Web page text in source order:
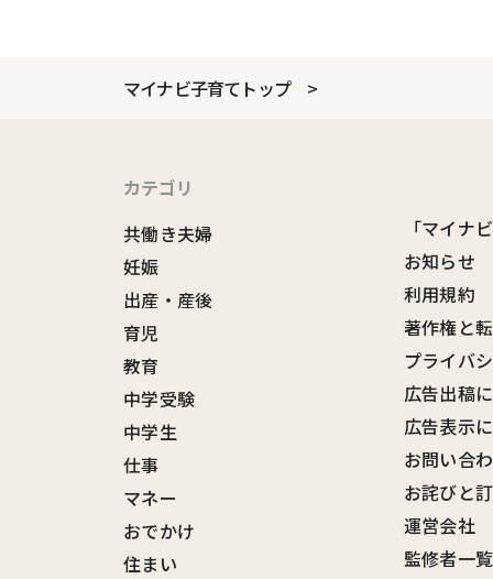
マイナビ子育てトップ
カテゴリ
共働き夫婦
妊娠
出産・産後
育児
教育
中学受験
中学生
仕事
マネー
おでかけ
住まい
「マイナ
お知らせ
利用規約
著作権と
プライバ
広告出稿
広告表示
お問い合
お詫びと
運営会社
監修者一覧